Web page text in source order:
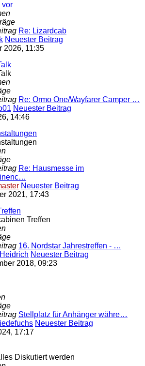
vor
Re: Lizardcab
Neuester Beitrag
2026, 11:35
Re: Ormo One/Wayfarer Camper …
Neuester Beitrag
14:46
Re: Hausmesse im
Neuester Beitrag
2021, 17:43
Treffen
16. Nordstar Jahrestreffen - …
Neuester Beitrag
2018, 09:23
Stellplatz für Anhänger währe…
Neuester Beitrag
17:17
Diskutiert werden